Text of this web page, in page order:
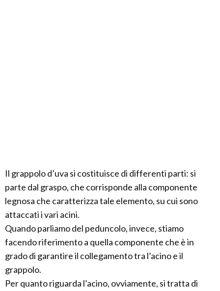
Il grappolo d’uva si costituisce di differenti parti: si
parte dal graspo, che corrisponde alla componente
legnosa che caratterizza tale elemento, su cui sono
attaccati i vari acini.
Quando parliamo del peduncolo, invece, stiamo
facendo riferimento a quella componente che è in
grado di garantire il collegamento tra l’acino e il
grappolo.
Per quanto riguarda l’acino, ovviamente, si tratta di